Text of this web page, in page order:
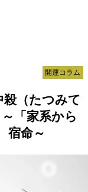
開運コラム
殺（たつみて
「家系から
宿命～